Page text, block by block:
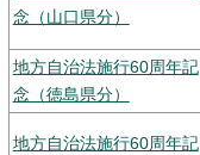
念（山口県分）
地方自治法施行60周年記
念（徳島県分）
地方自治法施行60周年記